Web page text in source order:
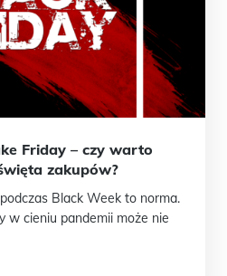
Friday – czy warto
zakupów?
Black Week to norma.
w cieniu pandemii może nie